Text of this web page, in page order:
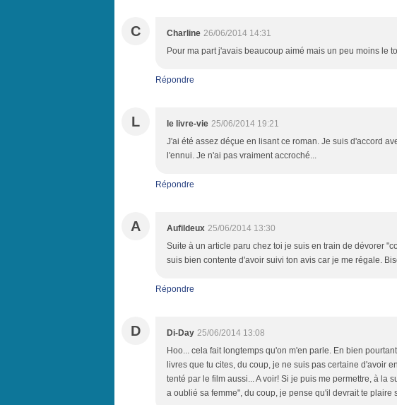
C Charline 26/06/2014 14:31
Pour ma part j'avais beaucoup aimé mais un peu moins le
Répondre
L le livre-vie 25/06/2014 19:21
J'ai été assez déçue en lisant ce roman. Je suis d'accord
l'ennui. Je n'ai pas vraiment accroché...
Répondre
A Aufildeux 25/06/2014 13:30
Suite à un article paru chez toi je suis en train de dévorer
suis bien contente d'avoir suivi ton avis car je me régale.
Répondre
D Di-Day 25/06/2014 13:08
Hoo... cela fait longtemps qu'on m'en parle. En bien
livres que tu cites, du coup, je ne suis pas certaine d'avoir
tenté par le film aussi... A voir! Si je puis me permettre, à la
a oublié sa femme", du coup, je pense qu'il devrait te plaire